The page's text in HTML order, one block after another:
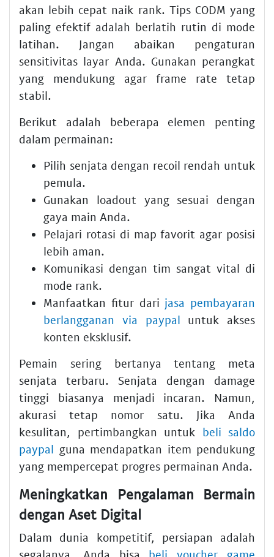
akan lebih cepat naik rank. Tips CODM yang
paling efektif adalah berlatih rutin di mode
latihan. Jangan abaikan pengaturan
sensitivitas layar Anda. Gunakan perangkat
yang mendukung agar frame rate tetap
stabil.
Berikut adalah beberapa elemen penting
dalam permainan:
Pilih senjata dengan recoil rendah untuk
pemula.
Gunakan loadout yang sesuai dengan
gaya main Anda.
Pelajari rotasi di map favorit agar posisi
lebih aman.
Komunikasi dengan tim sangat vital di
mode rank.
Manfaatkan fitur dari jasa pembayaran
berlangganan via paypal untuk akses
konten eksklusif.
Pemain sering bertanya tentang meta
senjata terbaru. Senjata dengan damage
tinggi biasanya menjadi incaran. Namun,
akurasi tetap nomor satu. Jika Anda
kesulitan, pertimbangkan untuk beli saldo
paypal guna mendapatkan item pendukung
yang mempercepat progres permainan Anda.
Meningkatkan Pengalaman Bermain
dengan Aset Digital
Dalam dunia kompetitif, persiapan adalah